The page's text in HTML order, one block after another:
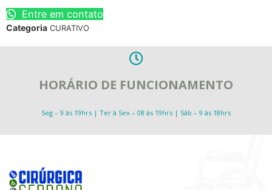
Entre em contato
Categoria CURATIVO
HORÁRIO DE FUNCIONAMENTO
Seg – 9 às 19hrs | Ter à Sex – 08 às 19hrs | Sáb – 9 às 18hrs